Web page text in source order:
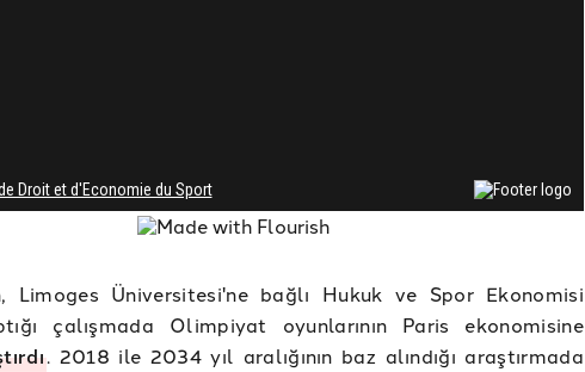
Limoges Üniversitesi'ne bağlı Hukuk ve Spor Ekonomisi
çalışmada Olimpiyat oyunlarının Paris ekonomisine
. 2018 ile 2034 yıl aralığının baz alındığı araştırmada